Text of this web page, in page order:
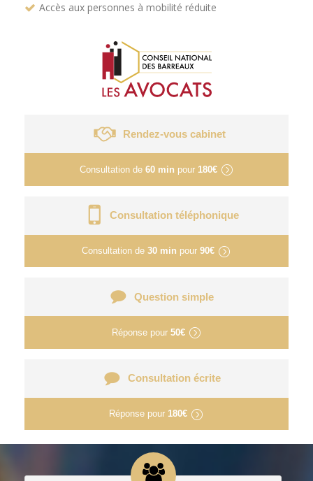
Accès aux personnes à mobilité réduite
Rendez-vous cabinet
Consultation de 60 min pour 180€
Consultation téléphonique
Consultation de 30 min pour 90€
Question simple
Réponse pour 50€
Consultation écrite
Réponse pour 180€